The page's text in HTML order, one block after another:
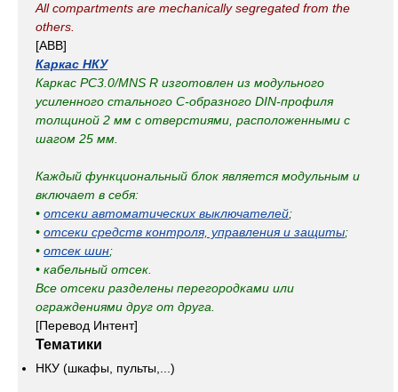
All compartments are mechanically segregated from the
others.
[ABB]
Каркас НКУ
Каркас PC3.0/MNS R изготовлен из модульного
усиленного стального С-образного DIN-профиля
толщиной 2 мм с отверстиями, расположенными с
шагом 25 мм.
Каждый функциональный блок является модульным и
включает в себя:
• отсеки автоматических выключателей;
• отсеки средств контроля, управления и защиты;
• отсек шин;
• кабельный отсек.
Все отсеки разделены перегородками или
ограждениями друг от друга.
[Перевод Интент]
Тематики
НКУ (шкафы, пульты,...)